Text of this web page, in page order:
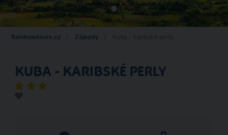
Rainbowtours.cz Zájezdy
KUBA - KARIBSKÉ PERLY